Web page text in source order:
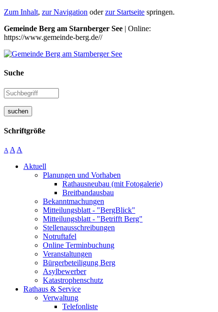
Zum Inhalt, zur Navigation oderzur Startseite springen.
Gemeinde Berg am Starnberger See | Online:
https://www.gemeinde-berg.de//
Suche
suchen
Schriftgröße
A A A
Aktuell
Planungen und Vorhaben
Rathausneubau (mit Fotogalerie)
Breitbandausbau
Bekanntmachungen
Mitteilungsblatt - "BergBlick"
Mitteilungsblatt - "Betrifft Berg"
Stellenausschreibungen
Notruftafel
Online Terminbuchung
Veranstaltungen
Bürgerbeteiligung Berg
Asylbewerber
Katastrophenschutz
Rathaus & Service
Verwaltung
Telefonliste